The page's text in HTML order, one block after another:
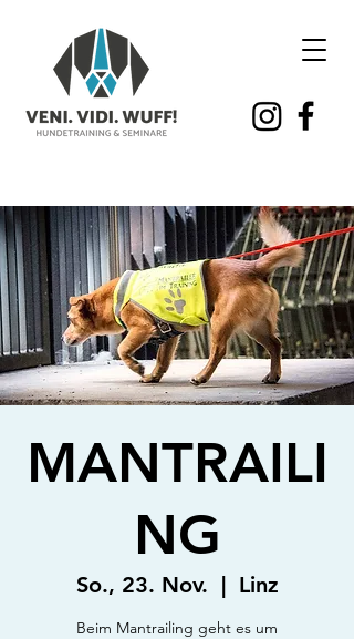
MANTRAILI
NG
So., 23. Nov.
  |
Linz
Beim Mantrailing geht es um